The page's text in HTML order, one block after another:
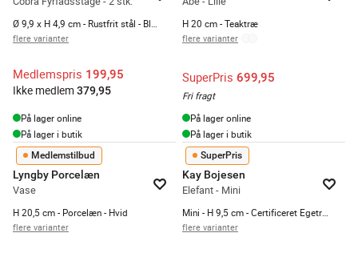
flere varianter
Medlemspris 199,95
Ikke medlem 379,95
På lager online
På lager i butik
H 20 cm - Teaktræ
flere varianter
SuperPris 699,95
Fri fragt
På lager online
På lager i butik
Medlemstilbud
Lyngby Porcelæn
Vase
H 20,5 cm - Porcelæn - Hvid
flere varianter
SuperPris
Kay Bojesen
Elefant - Mini
flere varianter